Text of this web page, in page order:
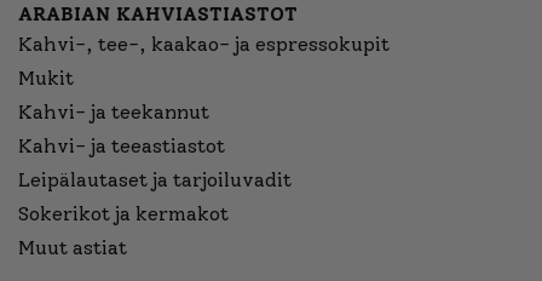
ARABIAN KAHVIASTIASTOT
Kahvi-, tee-, kaakao- ja espressokupit
Mukit
Kahvi- ja teekannut
Kahvi- ja teeastiastot
Leipälautaset ja tarjoiluvadit
Sokerikot ja kermakot
Muut astiat